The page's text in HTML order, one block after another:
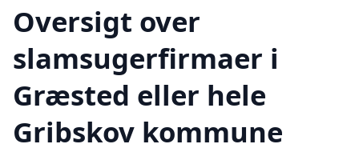
Oversigt over
slamsugerfirmaer i
Græsted eller hele
Gribskov kommune